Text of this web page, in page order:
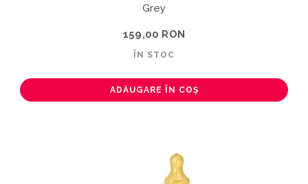
Grey
159,00 RON
ÎN STOC
ADĂUGARE ÎN COȘ